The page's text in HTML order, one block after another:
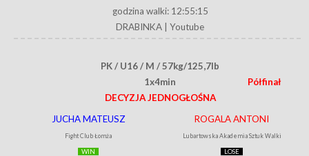
godzina walki: 12:55:15
DRABINKA
Youtube
PK / U16 / M / 57kg/125,7lb
1x4min
Półfinał
DECYZJA JEDNOGŁOŚNA
JUCHA MATEUSZ
Fight Club Łomża
WIN
ROGALA ANTONI
Lubartowska Akademia Sztuk Walki
LOSE